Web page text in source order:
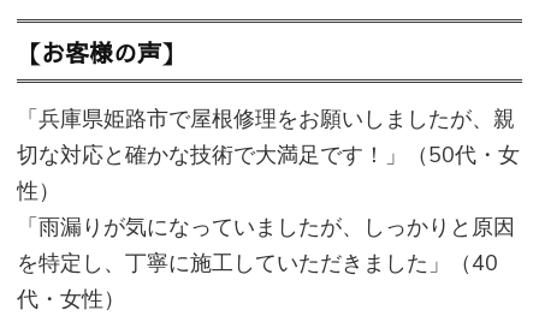
【お客様の声】
「兵庫県姫路市で屋根修理をお願いしましたが、親
切な対応と確かな技術で大満足です！」（50代・女
性）
「雨漏りが気になっていましたが、しっかりと原因
を特定し、丁寧に施工していただきました」（40
代・女性）